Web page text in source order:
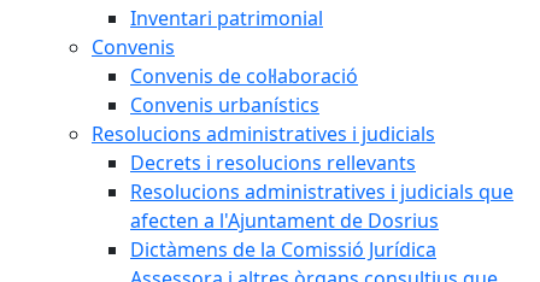
Inventari patrimonial
Convenis
Convenis de col·laboració
Convenis urbanístics
Resolucions administratives i judicials
Decrets i resolucions rellevants
Resolucions administratives i judicials que
afecten a l'Ajuntament de Dosrius
Dictàmens de la Comissió Jurídica